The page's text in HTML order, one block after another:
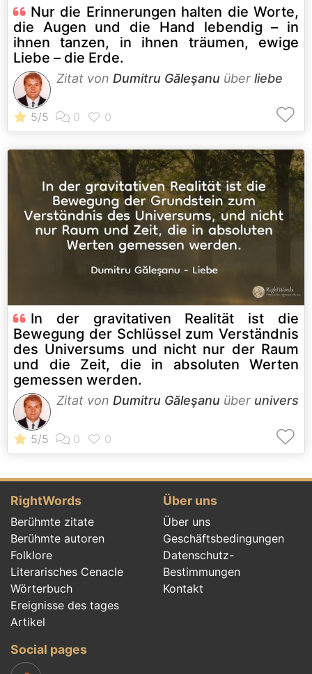
Nur die Erinnerungen halten die Worte,
die Augen und die Hand lebendig – in
ihnen tanzen, in ihnen träumen, ewige
Liebe – die Erde.
Zitat von Dumitru Găleşanu über liebe
In der gravitativen Realität ist die
Bewegung der Schlüssel zum Verständnis
des Universums und nicht nur der Raum
und die Zeit, die in absoluten Werten
gemessen werden.
Zitat von Dumitru Găleşanu über univers
RightWords
Berühmte zitate
Berühmte autoren
Folklore
Literarisches Cenacle
Wörterbuch
Ereignisse des tages
Artikel
Über uns
Über uns
Geschäftsbedingungen
Datenschutz-
Bestimmungen
Kontakt
Social pages